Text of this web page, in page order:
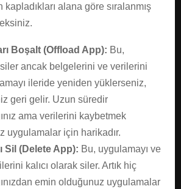
kapladıkları alana göre sıralanmış
Boşalt (Offload App): Bu,
ancak belgelerini ve verilerini
ileride yeniden yüklerseniz,
geri gelir. Uzun süredir
ama verilerini kaybetmek
uygulamalar için harikadır.
Sil (Delete App): Bu, uygulamayı ve
kalıcı olarak siler. Artık hiç
emin olduğunuz uygulamalar